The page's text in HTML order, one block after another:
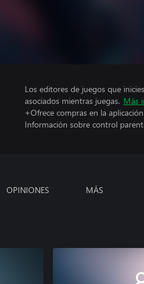
Los editores de juegos que
asociados mientras juegas. Más
+Ofrece compras en la aplicación.
Información sobre control
OPINIONES MÁS